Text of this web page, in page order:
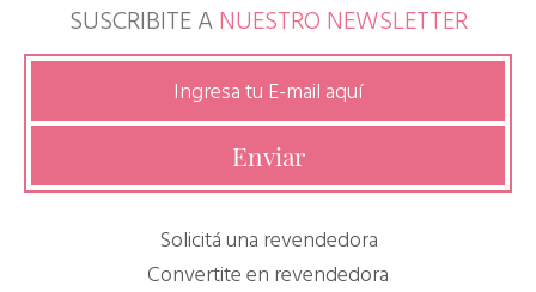
SUSCRIBITE ANUESTRO NEWSLETTER
Solicitá una revendedora
Convertite en revendedora